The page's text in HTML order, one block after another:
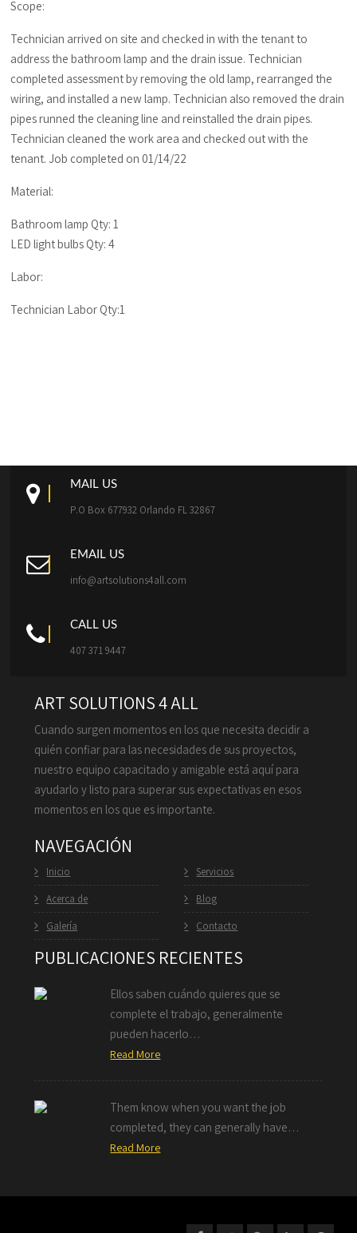
Scope:
Technician arrived on site and checked in with the tenant to
address the bathroom lamp and the drain issue. Technician
completed assessment by removing the old lamp, rearranged the
wiring, and installed a new lamp. Technician also removed the drain
pipes runned the cleaning line and reinstalled the drain pipes.
Technician cleaned the work area and checked out with the
tenant. Job completed on 01/14/22
Material:
Bathroom lamp Qty: 1
LED light bulbs Qty: 4
Labor:
Technician Labor Qty:1
MAIL US
P.O Box 677932 Orlando FL 32867
EMAIL US
info@artsolutions4all.com
CALL US
407 371 9447
ART SOLUTIONS 4 ALL
Cuando surgen momentos en los que necesita decidir a
quién confiar para las necesidades de sus proyectos,
nuestro equipo capacitado y amigable está aquí para
ayudarlo y listo para superar sus expectativas en esos
momentos en los que es importante.
NAVEGACIÓN
Inicio
Acerca de
Galería
Servicios
Blog
Contacto
PUBLICACIONES RECIENTES
Ellos saben cuándo quieres que se
complete el trabajo, generalmente
pueden hacerlo…
Read More
Them know when you want the job
completed, they can generally have…
Read More